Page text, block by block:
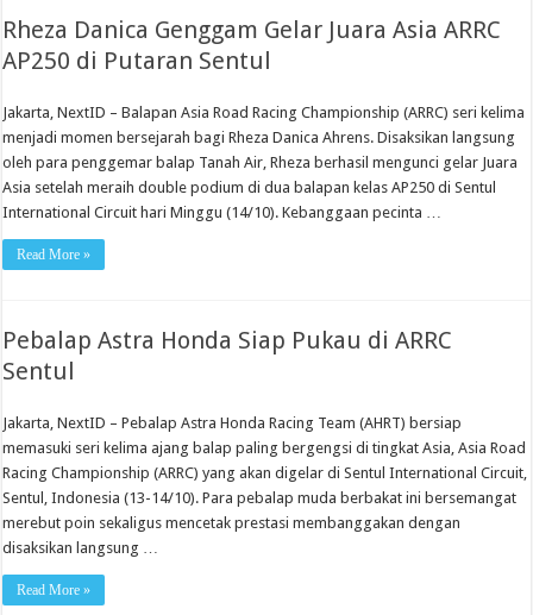
Rheza Danica Genggam Gelar Juara Asia ARRC
AP250 di Putaran Sentul
Jakarta, NextID – Balapan Asia Road Racing Championship (ARRC) seri kelima
menjadi momen bersejarah bagi Rheza Danica Ahrens. Disaksikan langsung
oleh para penggemar balap Tanah Air, Rheza berhasil mengunci gelar Juara
Asia setelah meraih double podium di dua balapan kelas AP250 di Sentul
International Circuit hari Minggu (14/10). Kebanggaan pecinta …
Read More »
Pebalap Astra Honda Siap Pukau di ARRC
Sentul
Jakarta, NextID – Pebalap Astra Honda Racing Team (AHRT) bersiap
memasuki seri kelima ajang balap paling bergengsi di tingkat Asia, Asia Road
Racing Championship (ARRC) yang akan digelar di Sentul International Circuit,
Sentul, Indonesia (13-14/10). Para pebalap muda berbakat ini bersemangat
merebut poin sekaligus mencetak prestasi membanggakan dengan
disaksikan langsung …
Read More »